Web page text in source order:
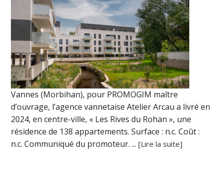
Vannes (Morbihan), pour PROMOGIM maître
d’ouvrage, l’agence vannetaise Atelier Arcau a livré en
2024, en centre-ville, « Les Rives du Rohan », une
résidence de 138 appartements. Surface : n.c. Coût :
n.c. Communiqué du promoteur. ...[Lire la suite]